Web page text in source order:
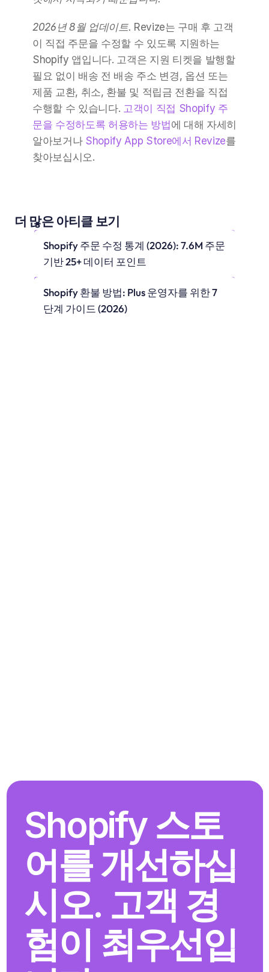
2026년 8월 업데이트. Revize는 구매 후 고객
이 직접 주문을 수정할 수 있도록 지원하는
Shopify 앱입니다. 고객은 지원 티켓을 발행할
필요 없이 배송 전 배송 주소 변경, 옵션 또는
제품 교환, 취소, 환불 및 적립금 전환을 직접
수행할 수 있습니다. 고객이 직접 Shopify 주
문을 수정하도록 허용하는 방법에 대해 자세히
알아보거나 Shopify App Store에서 Revize를
찾아보십시오.
더 많은 아티클 보기
Shopify 주문 수정 통계 (2026): 7.6M 주문
기반 25+ 데이터 포인트
Shopify 환불 방법: Plus 운영자를 위한 7
단계 가이드 (2026)
Shopify 스토
어를 개선하십
시오. 고객 경
험이 최우선입